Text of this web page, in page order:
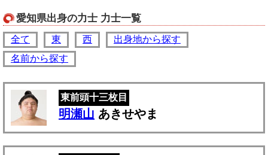
愛知県出身の力士 力士一覧
全て 東 西
出身地から探す
名前から探す
東前頭十三枚目
明瀬山 あきせやま